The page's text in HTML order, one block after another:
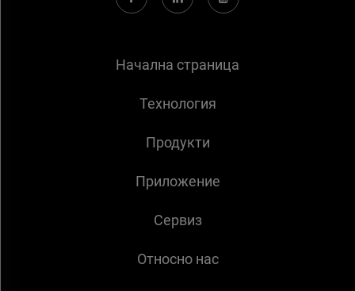
Начална страница
Технология
Продукти
Приложение
Сервиз
Относно нас